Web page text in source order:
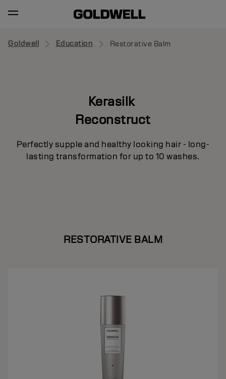
Goldwell Education Restorative Balm
Kerasilk
Reconstruct
Perfectly supple and healthy looking hair - long-
lasting transformation for up to 10 washes.
RESTORATIVE BALM